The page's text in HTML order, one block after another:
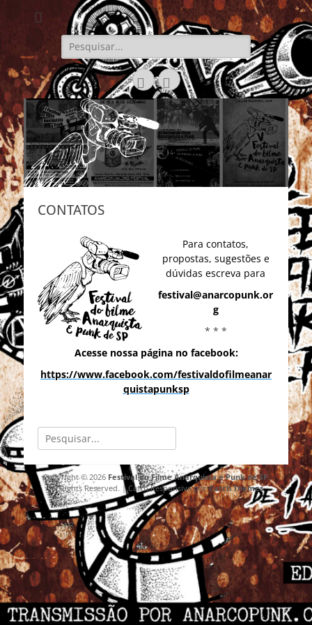
Festival do Filme
Anarquista e Punk
de SP
Pesquisar
por:
Facebook
YouTube
CONTATOS
Para contatos,
propostas, sugestões e
dúvidas escreva para
festival@anarcopunk.or
g
* * *
Acesse nossa página no facebook:
https://www.facebook.com/festivaldofilmeanar
quistapunksp
Pesquisar
por:
Copyright © 2026 Festival do Filme Anarquista e Punk de SP.
All Rights Reserved. | Catch Responsive porCatch Themes